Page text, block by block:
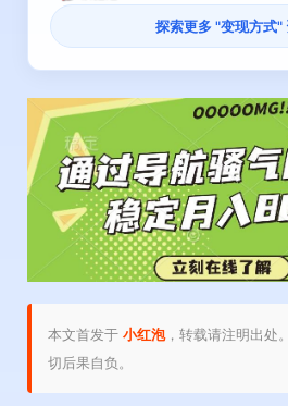
探索更多 "变现方式"
本文首发于 小红泡，转载请注明出处
切后果自负。